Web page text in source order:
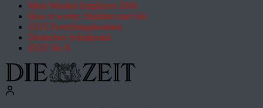
Most Wanted Employer 2026
How it works: Studium und Job
ZEIT Forschungskosmos
Deutsches Schulportal
ZEIT für X